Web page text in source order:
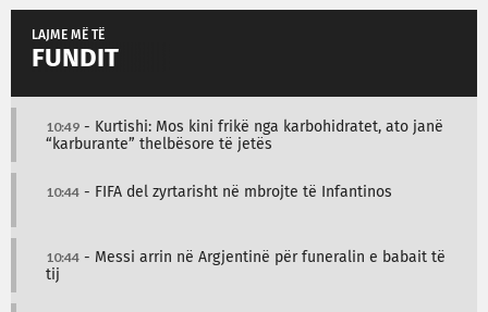
LAJME MË TË
FUNDIT
10:49 - Kurtishi: Mos kini frikë nga karbohidratet, ato janë
“karburante” thelbësore të jetës
10:44 - FIFA del zyrtarisht në mbrojte të Infantinos
10:44 - Messi arrin në Argjentinë për funeralin e babait të
tij